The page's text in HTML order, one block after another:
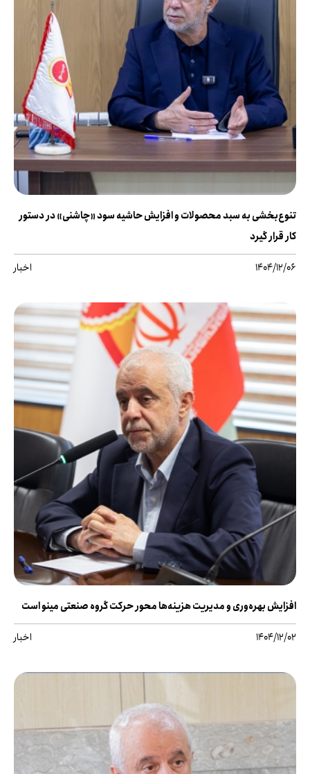
تنوع‌بخشی به سبد محصولات و افزایش حاشیه سود «چاشنی» در دستور
کار قرار گیرد
1404/12/06 اخبار
افزایش بهره‌وری و مدیریت هزینه‌ها محور حرکت گروه صنعتی مینو است
1404/12/02 اخبار